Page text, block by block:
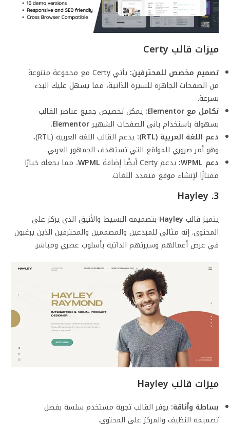
ميزات قالبCerty
تصميم مخصص للمحترفين:
يأتي Certy مع مجموعة متنوعة
من الصفحات الجاهزة للسيرة الذاتية، مما يسهل عليك البدء
بسرعة.
تكامل مع Elementor:
يمكن تخصيص جميع عناصر القالب
بسهولة باستخدام باني الصفحات الشهيرElementor
.
دعم اللغة العربية (RTL):
يدعم القالب اللغة العربية (RTL)،
وهو أمر ضروري للمواقع التي تستهدف الجمهور العربي.
دعم WPML:
يدعم Certy أيضًا إضافة WPML، مما يجعله خيارًا
ممتازًا لإنشاء موقع متعدد اللغات.
3. Hayley
يتميز قالبHayley بتصميمه البسيط والأنيق الذي يركز على
المحتوى. إنه مثالي للمبدعين والمصممين والمحترفين الذين يرغبون
في عرض أعمالهم وسيرتهم الذاتية بأسلوب عصري ومباشر.
ميزات قالبHayley
بساطة وأناقة: يوفر القالب تجربة مستخدم سلسة بفضل
تصميمه النظيف والمركز على المحتوى.